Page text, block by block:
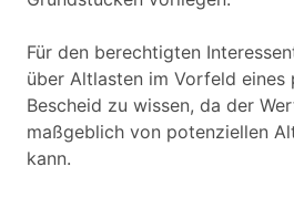
Für den berechtigten
über Altlasten im Vorfeld eines
Bescheid zu wissen, da der
maßgeblich von potenziellen
kann.